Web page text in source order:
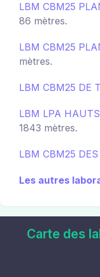
LBM CBM25
86 mètres.
LBM CBM25
mètres.
LBM CBM25 DE
LBM LPA
1843 mètres.
LBM CBM25
Les autres
Carte des